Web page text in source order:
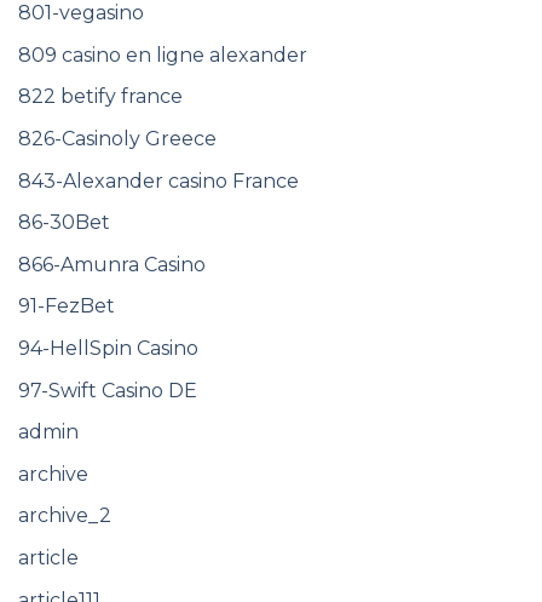
801-vegasino
809 casino en ligne alexander
822 betify france
826-Casinoly Greece
843-Alexander casino France
86-30Bet
866-Amunra Casino
91-FezBet
94-HellSpin Casino
97-Swift Casino DE
admin
archive
archive_2
article